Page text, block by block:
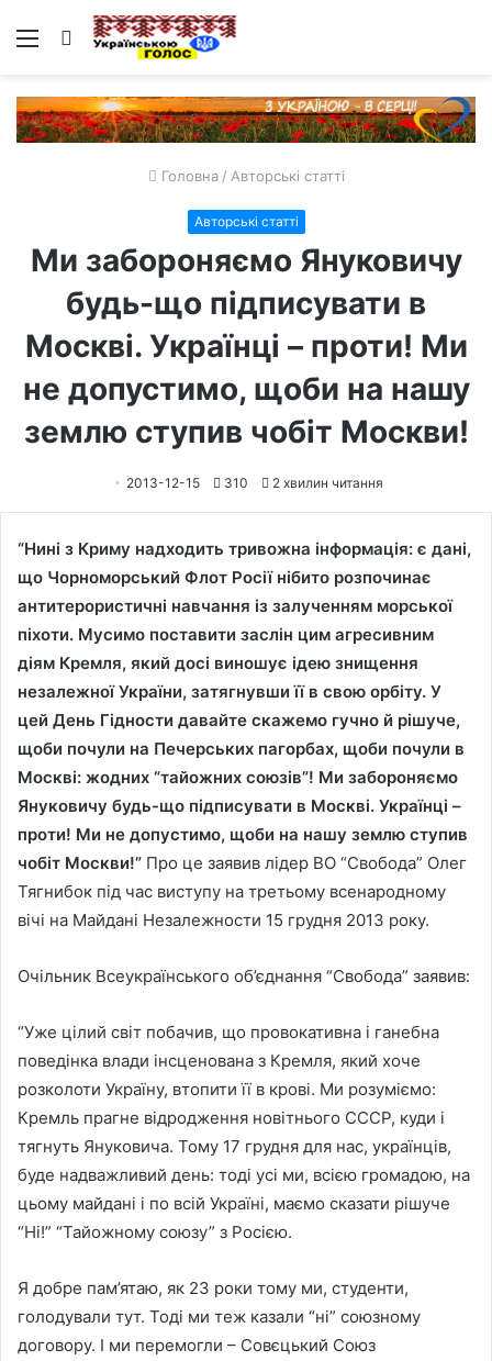
Меню Пошук
Головна / Авторські статті
Авторські статті
Ми забороняємо Януковичу
будь-що підписувати в
Москві. Українці – проти! Ми
не допустимо, щоби на нашу
землю ступив чобіт Москви!
2013-12-15 310 2 хвилин читання
“Нині з Криму надходить тривожна інформація: є дані,
що Чорноморський Флот Росії нібито розпочинає
антитерористичні навчання із залученням морської
піхоти. Мусимо поставити заслін цим агресивним
діям Кремля, який досі виношує ідею знищення
незалежної України, затягнувши її в свою орбіту. У
цей День Гідности давайте скажемо гучно й рішуче,
щоби почули на Печерських пагорбах, щоби почули в
Москві: жодних “тайожних союзів”! Ми забороняємо
Януковичу будь-що підписувати в Москві. Українці –
проти! Ми не допустимо, щоби на нашу землю ступив
чобіт Москви!” Про це заявив лідер ВО “Свобода” Олег
Тягнибок під час виступу на третьому всенародному
вічі на Майдані Незалежности 15 грудня 2013 року.
Очільник Всеукраїнського об’єднання “Свобода” заявив:
“Уже цілий світ побачив, що провокативна і ганебна
поведінка влади інсценована з Кремля, який хоче
розколоти Україну, втопити її в крові. Ми розуміємо:
Кремль прагне відродження новітнього СССР, куди і
тягнуть Януковича. Тому 17 грудня для нас, українців,
буде надважливий день: тоді усі ми, всією громадою, на
цьому майдані і по всій Україні, маємо сказати рішуче
“Ні!” “Тайожному союзу” з Росією.
Я добре пам’ятаю, як 23 роки тому ми, студенти,
голодували тут. Тоді ми теж казали “ні” союзному
договору. І ми перемогли – Совєцький Союз